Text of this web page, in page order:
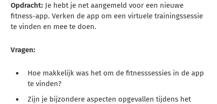
Opdracht: Je hebt je net aangemeld voor een nieuwe
fitness-app. Verken de app om een virtuele trainingssessie
te vinden en mee te doen.
Vragen:
Hoe makkelijk was het om de fitnesssessies in de app
te vinden?
Zijn je bijzondere aspecten opgevallen tijdens het